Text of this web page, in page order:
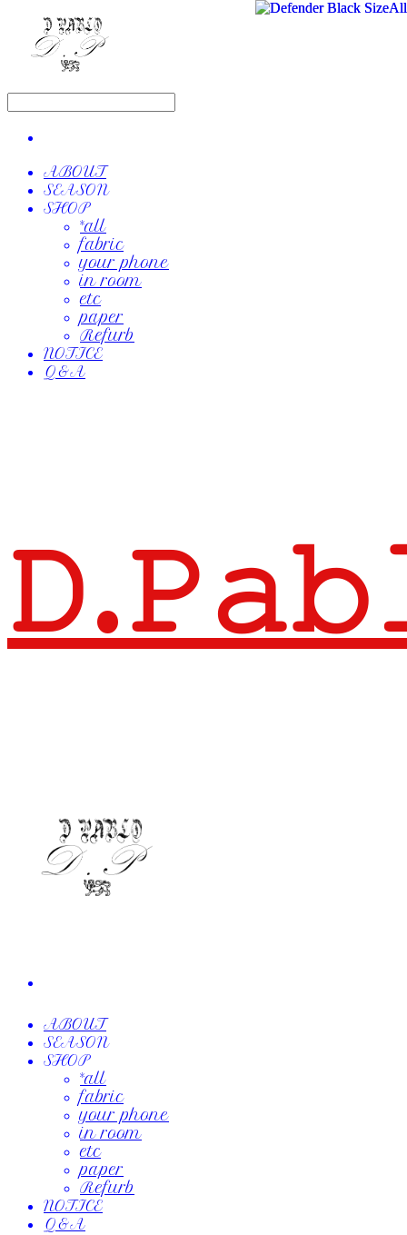
ABOUT
SEASON
SHOP
*all
fabric
your phone
in room
etc
paper
Refurb
NOTICE
Q&A
ABOUT
SEASON
SHOP
*all
fabric
your phone
in room
etc
paper
Refurb
NOTICE
Q&A